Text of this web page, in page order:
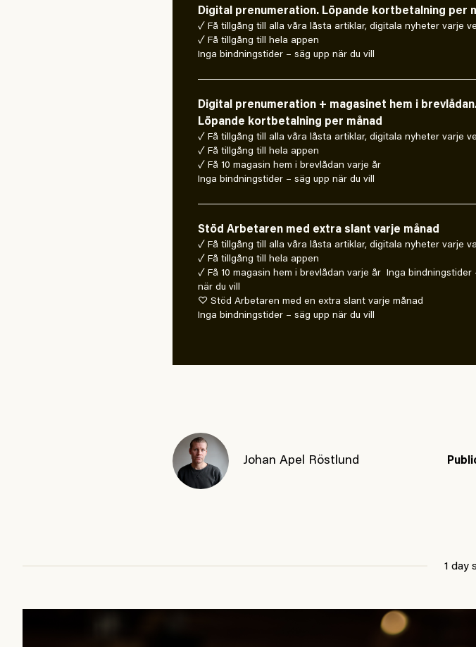
Digital prenumeration. Löpande kortbetalning per
✓ Få tillgång till alla våra låsta artiklar, digitala nyheter varje
✓ Få tillgång till hela appen
Inga bindningstider – säg upp när du vill
Digital prenumeration + magasinet hem i
Löpande kortbetalning per månad
✓ Få tillgång till alla våra låsta artiklar, digitala nyheter varje
✓ Få tillgång till hela appen
✓ Få 10 magasin hem i brevlådan varje år
Inga bindningstider – säg upp när du vill
Stöd Arbetaren med extra slant varje månad
✓ Få tillgång till alla våra låsta artiklar, digitala nyheter varje
✓ Få tillgång till hela appen
✓ Få 10 magasin hem i brevlådan varje år Inga bindningstider
när du vill
♡ Stöd Arbetaren med en extra slant varje månad
Inga bindningstider – säg upp när du vill
Johan Apel Röstlund
1 day